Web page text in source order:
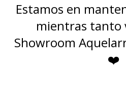
Estamos en
mientras tanto
Showroom
❤️